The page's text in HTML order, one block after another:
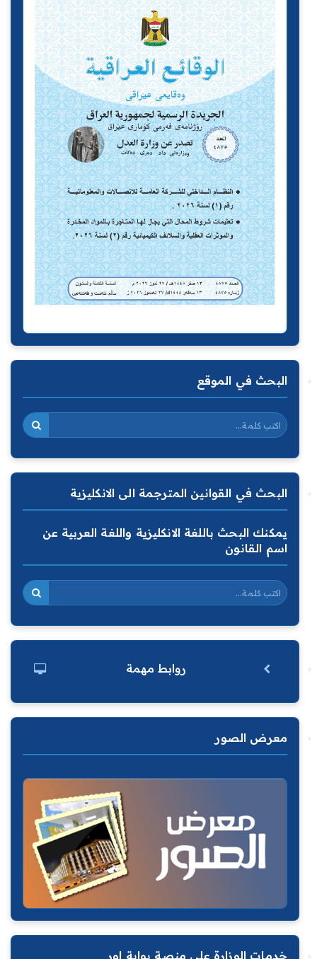
البحث في الموقع
البحث في القوانين المترجمة الى الانكليزية
يمكنك البحث باللغة الانكليزية واللغة العربية عن
اسم القانون
روابط مهمة
معرض الصور
خدمات الوزارة على منصة بوابة اور